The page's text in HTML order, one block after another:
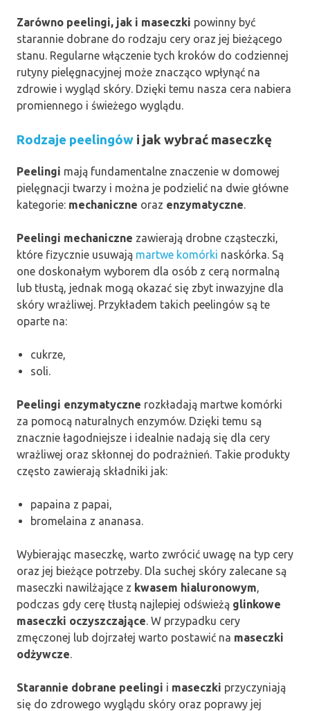
Zarówno peelingi, jak i maseczki powinny być
starannie dobrane do rodzaju cery oraz jej bieżącego
stanu. Regularne włączenie tych kroków do codziennej
rutyny pielęgnacyjnej może znacząco wpłynąć na
zdrowie i wygląd skóry. Dzięki temu nasza cera nabiera
promiennego i świeżego wyglądu.
Rodzaje peelingów i jak wybrać maseczkę
Peelingi mają fundamentalne znaczenie w domowej
pielęgnacji twarzy i można je podzielić na dwie główne
kategorie: mechaniczne oraz enzymatyczne.
Peelingi mechaniczne zawierają drobne cząsteczki,
które fizycznie usuwają martwe komórki naskórka. Są
one doskonałym wyborem dla osób z cerą normalną
lub tłustą, jednak mogą okazać się zbyt inwazyjne dla
skóry wrażliwej. Przykładem takich peelingów są te
oparte na:
cukrze,
soli.
Peelingi enzymatyczne rozkładają martwe komórki
za pomocą naturalnych enzymów. Dzięki temu są
znacznie łagodniejsze i idealnie nadają się dla cery
wrażliwej oraz skłonnej do podrażnień. Takie produkty
często zawierają składniki jak:
papaina z papai,
bromelaina z ananasa.
Wybierając maseczkę, warto zwrócić uwagę na typ cery
oraz jej bieżące potrzeby. Dla suchej skóry zalecane są
maseczki nawilżające z kwasem hialuronowym,
podczas gdy cerę tłustą najlepiej odświeżą glinkowe
maseczki oczyszczające. W przypadku cery
zmęczonej lub dojrzałej warto postawić na maseczki
odżywcze.
Starannie dobrane peelingi i maseczki przyczyniają
się do zdrowego wyglądu skóry oraz poprawy jej